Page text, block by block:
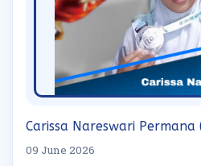
Carissa Nareswari Permana
09 June 2026